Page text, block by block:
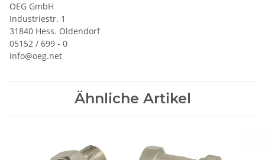
OEG GmbH
Industriestr. 1
31840 Hess. Oldendorf
05152 / 699 - 0
info@oeg.net
Ähnliche Artikel